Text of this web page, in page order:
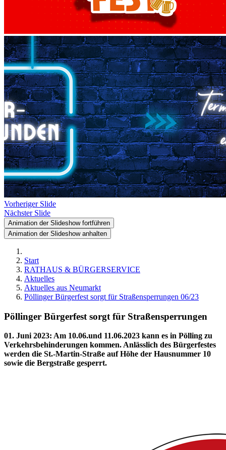
Vorheriger Slide
Nächster Slide
Animation der Slideshow fortführen
Animation der Slideshow anhalten
Start
RATHAUS & BÜRGERSERVICE
Aktuelles
Aktuelles aus Neumarkt
Pöllinger Bürgerfest sorgt für Straßensperrungen 06/23
Pöllinger Bürgerfest sorgt für Straßensperrungen
01. Juni 2023: Am 10.06.und 11.06.2023 kann es in Pölling zu
Verkehrsbehinderungen kommen. Anlässlich des Bürgerfestes
werden die St.-Martin-Straße auf Höhe der Hausnummer 10
sowie die Bergstraße gesperrt.